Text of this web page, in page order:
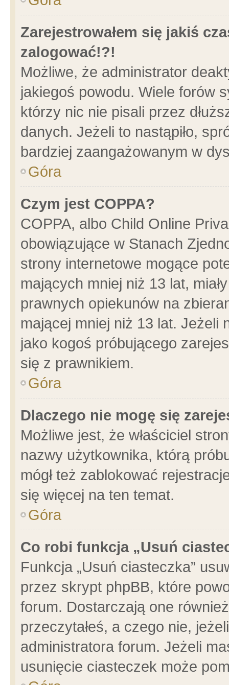
Zarejestrowałem się jakiś
zalogować!?!
Możliwe, że administrator
jakiegoś powodu. Wiele forów
którzy nic nie pisali przez
danych. Jeżeli to nastąpiło,
bardziej zaangażowanym w
Góra
Czym jest COPPA?
COPPA, albo Child Online
obowiązujące w Stanach
strony internetowe mogące
mających mniej niż 13 lat,
prawnych opiekunów na
mającej mniej niż 13 lat. Jeżeli
jako kogoś próbującego
się z prawnikiem.
Góra
Dlaczego nie mogę się
Możliwe jest, że właściciel
nazwy użytkownika, którą
mógł też zablokować
się więcej na ten temat.
Góra
Co robi funkcja „Usuń
Funkcja „Usuń ciasteczka”
przez skrypt phpBB, które
forum. Dostarczają one
przeczytałeś, a czego nie,
administratora forum. Jeżeli
usunięcie ciasteczek może